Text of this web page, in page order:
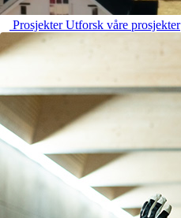
ProsjekterUtforsk våre prosjekter